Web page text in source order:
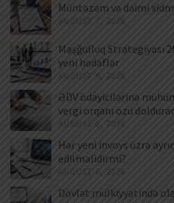
Müntəzəm və daimi
AUGUST 7, 2026
Məşğulluq Strategiyası
yeni hədəflər
AUGUST 6, 2026
ƏDV ödəyicilərinə
vergi orqanı özü
AUGUST 6, 2026
Hər yeni invoys üzrə
edilməlidirmi?
AUGUST 6, 2026
Dövlət mülkiyyətində